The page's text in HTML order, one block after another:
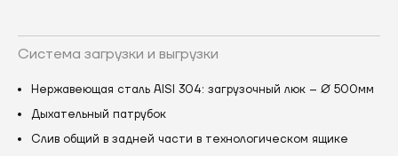
Система загрузки и выгрузки
Нержавеющая сталь AISI 304: загрузочный люк – Ø 500мм
Дыхательный патрубок
Слив общий в задней части в технологическом ящике